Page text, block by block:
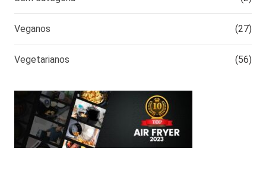
Veganos (27)
Vegetarianos (56)